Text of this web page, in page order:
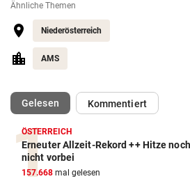
Ähnliche Themen
Niederösterreich
AMS
Gelesen(ausgewählt)Kommentiert
ÖSTERREICH
Erneuter Allzeit-Rekord ++ Hitze noch
nicht vorbei
157.668 mal gelesen